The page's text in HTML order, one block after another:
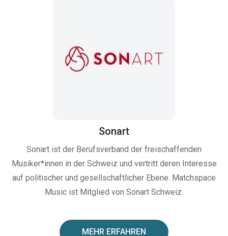
Sonart
Sonart ist der Berufsverband der freischaffenden
Musiker*innen in der Schweiz und vertritt deren Interesse
auf politischer und gesellschaftlicher Ebene. Matchspace
Music ist Mitglied von Sonart Schweiz.
MEHR ERFAHREN